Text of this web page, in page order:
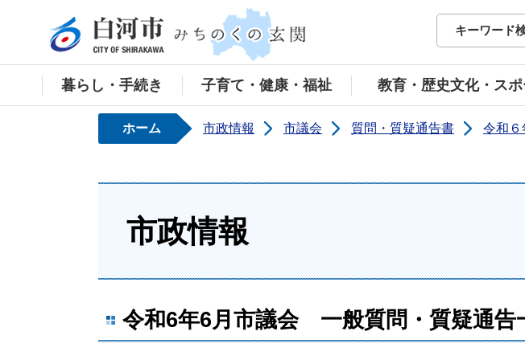
白河市公式ホームページ
キーワード
暮らし・手続き 子育て・健康・福祉 教育・歴史文化・ス
ホーム 市政情報 市議会 質問・質疑通告書 令和６
市政情報
令和6年6月市議会 一般質問・質疑通告